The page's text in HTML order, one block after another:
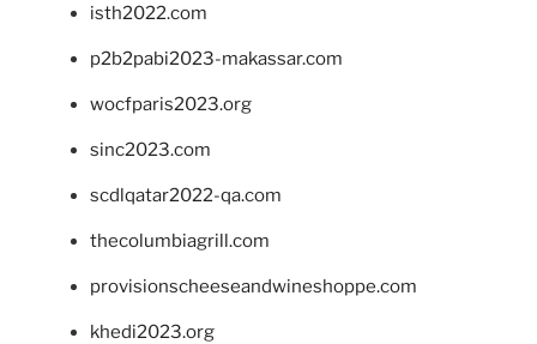
isth2022.com
p2b2pabi2023-makassar.com
wocfparis2023.org
sinc2023.com
scdlqatar2022-qa.com
thecolumbiagrill.com
provisionscheeseandwineshoppe.com
khedi2023.org